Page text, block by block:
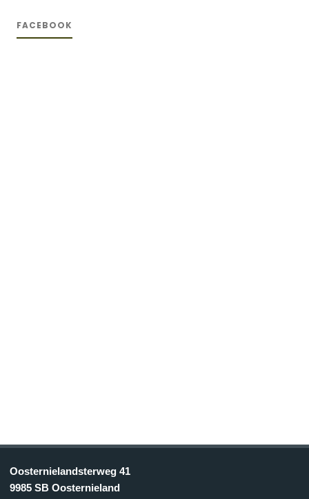
FACEBOOK
Oosternielandsterweg 41
9985 SB Oosternieland